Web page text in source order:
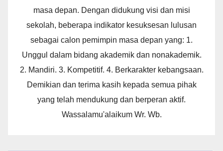
masa depan. Dengan didukung visi dan misi
sekolah, beberapa indikator kesuksesan lulusan
sebagai calon pemimpin masa depan yang: 1.
Unggul dalam bidang akademik dan nonakademik.
2. Mandiri. 3. Kompetitif. 4. Berkarakter kebangsaan.
Demikian dan terima kasih kepada semua pihak
yang telah mendukung dan berperan aktif.
Wassalamu'alaikum Wr. Wb.